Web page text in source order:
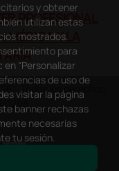
PROFESIONAL
Y LA
- Todos los derechos
y obtener
utilizan estas
mostrados.
para
“Personalizar
de uso de
visitar la página
banner rechazas
necesarias
tu sesión.